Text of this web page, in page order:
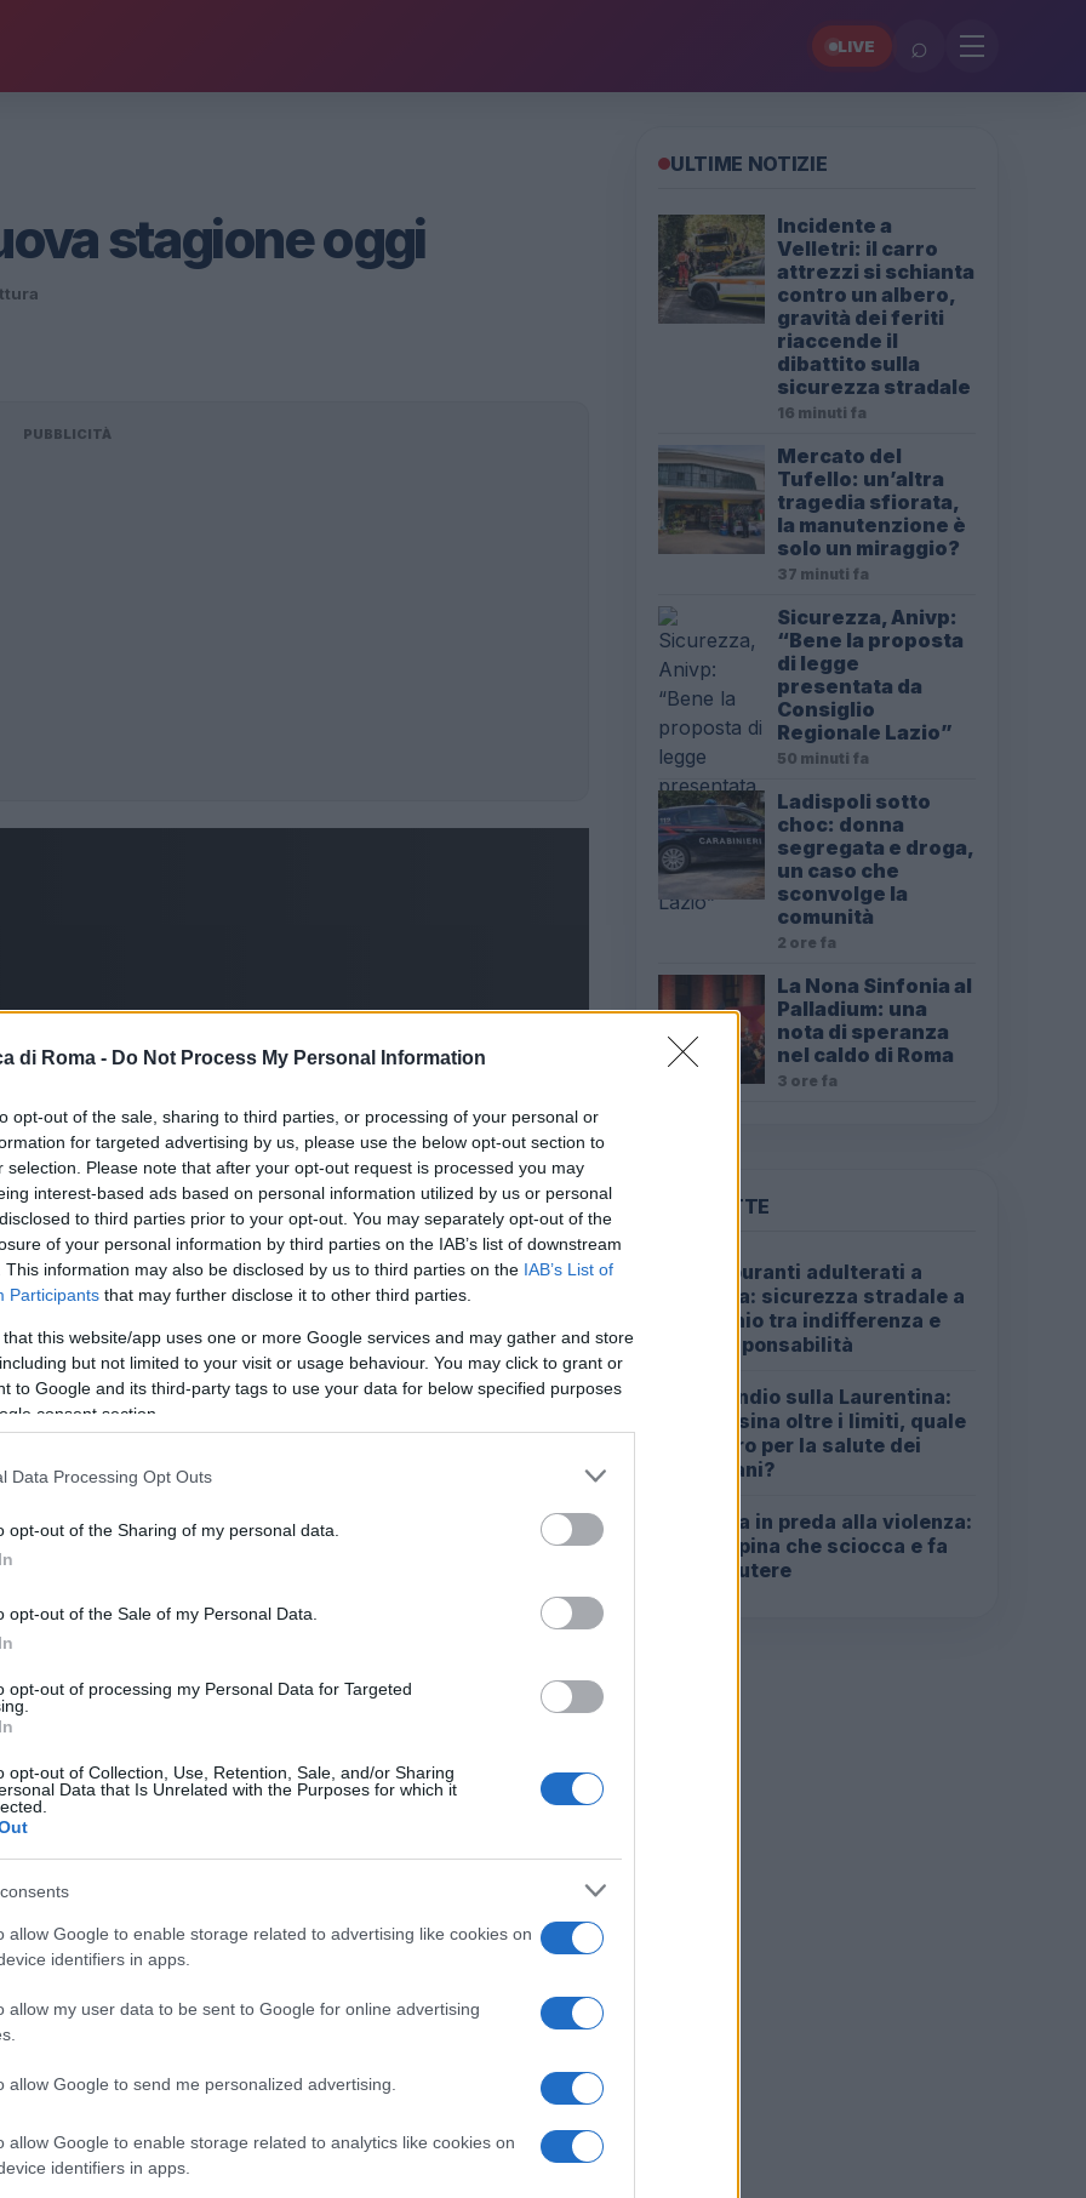
di Roma - Do Not Process My Personal Information
opt-out of the sale, sharing to third parties, or processing of your personal or
for targeted advertising by us, please use the below opt-out section to
selection. Please note that after your opt-out request is processed you may
interest-based ads based on personal information utilized by us or personal
to third parties prior to your opt-out. You may separately opt-out of the
of your personal information by third parties on the IAB’s list of downstream
This information may also be disclosed by us to third parties on the IAB’s List of
Participants that may further disclose it to other third parties.
that this website/app uses one or more Google services and may gather and store
but not limited to your visit or usage behaviour. You may click to grant or
to Google and its third-party tags to use your data for below specified purposes
consent section.
Data Processing Opt Outs
opt-out of the Sharing of my personal data.
opt-out of the Sale of my Personal Data.
opt-out of processing my Personal Data for Targeted
opt-out of Collection, Use, Retention, Sale, and/or Sharing
Data that Is Unrelated with the Purposes for which it
allow Google to enable storage related to advertising like cookies on
identifiers in apps.
allow my user data to be sent to Google for online advertising
allow Google to send me personalized advertising.
allow Google to enable storage related to analytics like cookies on
identifiers in apps.
LIVE ⌕
stagione oggi
PUBBLICITÀ
dalla precedente, ma non per questo meno sensuale,
della storia è il maggiore dei figli maschi di casa,
Anthony, interpretato da Jonathan Bailey.
tra Daphne e Simon, ovvero con la riapertura della stagione dei
Anthony decide di trovare moglie cominciando a
ostacolato dalla irremovibile e intelligentissima Kate, che inizia
di sguardi, d’impossibilità di stare insieme, di mani che si
Eric Dane da Grey’s Anatomy a
ULTIME NOTIZIE
Incidente a
Velletri: il carro
attrezzi si schianta
contro un albero,
gravità dei feriti
riaccende il
dibattito sulla
sicurezza stradale
16 minuti fa
Mercato del
Tufello: un’altra
tragedia sfiorata,
la manutenzione è
solo un miraggio?
37 minuti fa
Sicurezza, Anivp:
“Bene la proposta
di legge
presentata da
Consiglio
Regionale Lazio”
50 minuti fa
Ladispoli sotto
choc: donna
segregata e droga,
un caso che
sconvolge la
comunità
2 ore fa
La Nona Sinfonia al
Palladium: una
nota di speranza
nel caldo di Roma
3 ore fa
PIÙ LETTE
Carburanti adulterati a
Roma: sicurezza stradale a
rischio tra indifferenza e
irresponsabilità
Incendio sulla Laurentina:
diossina oltre i limiti, quale
futuro per la salute dei
romani?
Roma in preda alla violenza:
la rapina che sciocca e fa
discutere